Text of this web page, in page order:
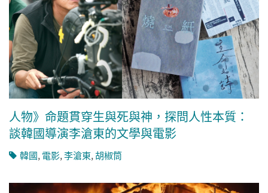
人物》命題貫穿生與死與神，探問人性本質：
談韓國導演李滄東的文學與電影
韓國,電影,李滄東,胡椒筒